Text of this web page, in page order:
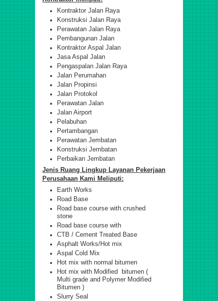
Kontraktor Jalan Raya
Konstruksi Jalan Raya
Perawatan Jalan Raya
Pembangunan Jalan
Kontraktor Aspal Jalan
Jasa Aspal Jalan
Pengaspalan Jalan Raya
Jalan Perumahan
Jalan Propinsi
Jalan Protokol
Perawatan Jalan
Jalan Airport
Pelabuhan
Pertambangan
Perawatan Jembatan
Konstruksi Jembatan
Perbaikan Jembatan
Jenis Ruang Lingkup Layanan Pekerjaan
Perusahaan Kami Meliputi:
Earth Works
Road Base
Road base course with crushed
stone
Road base course with
CTB / Cement Treated Base
Asphalt Works/Hot mix
Aspal Cold Mix
Hot mix with normal bitumen
Hot mix with Modified bitumen (
Multi grade and Polymer Modified
Bitumen )
Slurry Seal